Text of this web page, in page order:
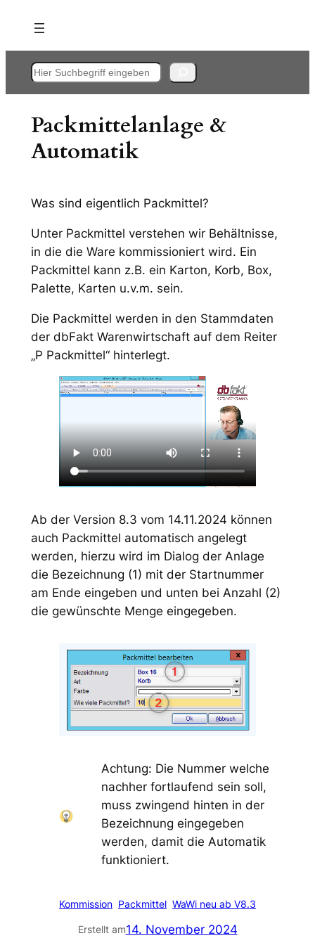
Inhalt
springen
Suchen
Packmittelanlage &
Automatik
Was sind eigentlich Packmittel?
Unter Packmittel verstehen wir Behältnisse,
in die die Ware kommissioniert wird. Ein
Packmittel kann z.B. ein Karton, Korb, Box,
Palette, Karten u.v.m. sein.
Die Packmittel werden in den Stammdaten
der dbFakt Warenwirtschaft auf dem Reiter
„P Packmittel“ hinterlegt.
Ab der Version 8.3 vom 14.11.2024 können
auch Packmittel automatisch angelegt
werden, hierzu wird im Dialog der Anlage
die Bezeichnung (1) mit der Startnummer
am Ende eingeben und unten bei Anzahl (2)
die gewünschte Menge eingegeben.
Achtung: Die Nummer welche
nachher fortlaufend sein soll,
muss zwingend hinten in der
Bezeichnung eingegeben
werden, damit die Automatik
funktioniert.
Kommission Packmittel WaWi neu ab V8.3
Erstellt am14. November 2024